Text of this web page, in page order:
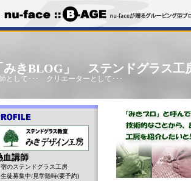
みきBLOG」 ステンドグラス工
として･･･ クリエーターとして･･･
血講師
のステンドグラス工房
生徒募集中/見学随時(要予約)